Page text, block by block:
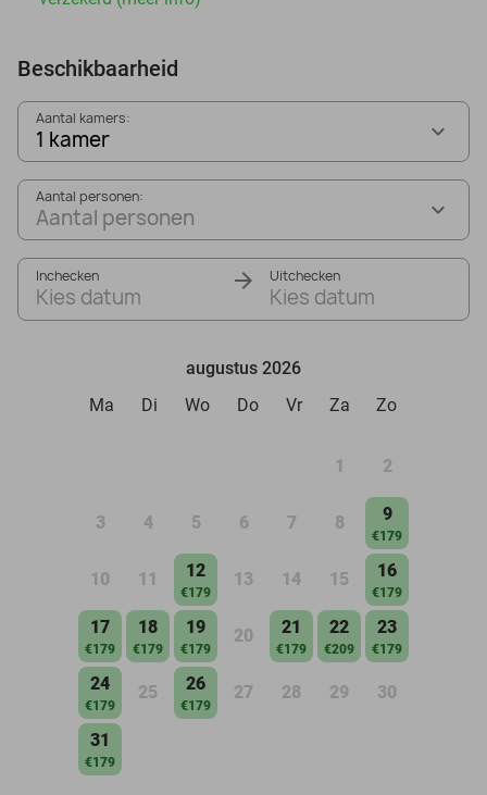
Beschikbaarheid
Aantal kamers:
1 kamer
Aantal personen:
Aantal personen
Inchecken
Kies datum
Uitchecken
Kies datum
augustus 2026
Ma
Di Wo Do Vr Za Zo
1 2
3 4 5 6 7 8 9
€179
10 11 12
€179
13 14 15 16
€179
17
€179
18
€179
19
€179
20 21
€179
22
€209
23
€179
24
€179
25 26
€179
27 28 29 30
31
€179